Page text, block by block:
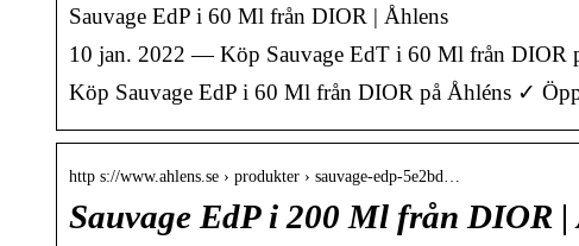
Sauvage EdP i 60 Ml från DIOR | Åhlens
10 jan. 2022 — Köp Sauvage EdT i 60 Ml från
Köp Sauvage EdP i 60 Ml från DIOR på Åhléns ✓
http s://www.ahlens.se › produkter › sauvage-edp-5e2bd…
Sauvage EdP i 200 Ml från DIOR |